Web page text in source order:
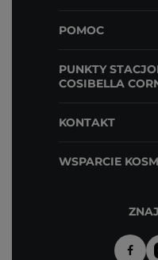
POMOC
PUNKTY
COSIBELLA
KONTAKT
WSPARCIE